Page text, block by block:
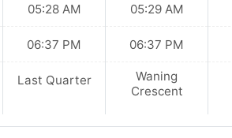
05:28 AM
06:37 PM
Last Quarter
05:29 AM
06:37 PM
Waning
Crescent